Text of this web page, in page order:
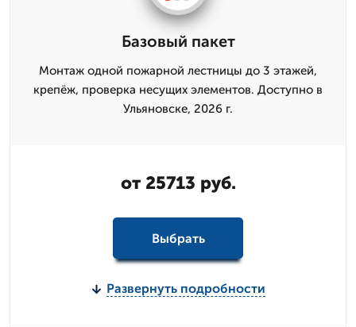
Базовый пакет
Монтаж одной пожарной лестницы до 3 этажей,
крепёж, проверка несущих элементов. Доступно в
Ульяновске, 2026 г.
от 25713 руб.
Выбрать
Развернуть подробности